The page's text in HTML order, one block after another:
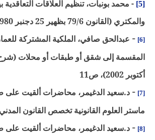
- محمد بونبات، تنظيم العلاقات التعاقدية بين
(القانون 79/6 بظهير 25 دجنبر 1980)، ص1.
-عبدالحق صافي، الملكية المشتركة للعمارات
2002)، ص11
-د.سعيد الدغيمر، محاضرات ألقيت على طلبة
العلوم القانونية تخصص القانون المدني،
-د.سعيد الدغيمر، محاضرات ألقيت على طلبة